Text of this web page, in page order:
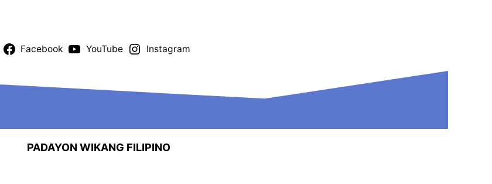
Facebook YouTube Instagram
PADAYON WIKANG FILIPINO